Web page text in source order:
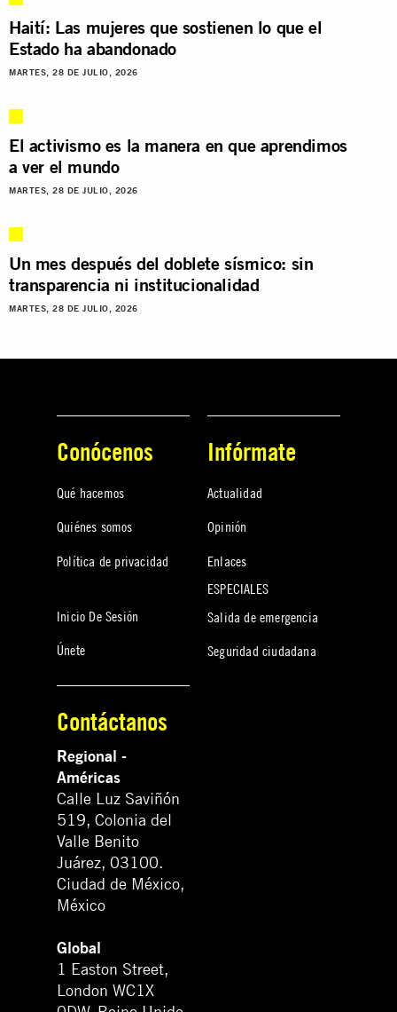
Haití: Las mujeres que sostienen lo que el
Estado ha abandonado
MARTES, 28 DE JULIO, 2026
El activismo es la manera en que aprendimos
a ver el mundo
MARTES, 28 DE JULIO, 2026
Un mes después del doblete sísmico: sin
transparencia ni institucionalidad
MARTES, 28 DE JULIO, 2026
Conócenos
Qué hacemos
Quiénes somos
Política de privacidad
Inicio De Sesión
Únete
Infórmate
Actualidad
Opinión
Enlaces
ESPECIALES
Salida de emergencia
Seguridad ciudadana
Contáctanos
Regional -
Américas
Calle Luz Saviñón
519, Colonia del
Valle Benito
Juárez, 03100.
Ciudad de México,
México
Global
1 Easton Street,
London WC1X